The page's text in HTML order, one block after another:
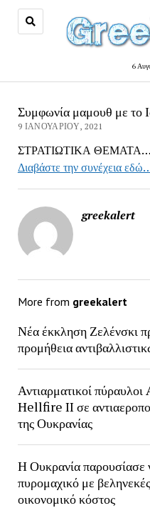
6
Συμφωνία μαμουθ με το
9 ΙΑΝΟΥΑΡΊΟΥ, 2021
ΣΤΡΑΤΙΩΤΙΚΑ
Διαβάστε την συνέχεια
greekalert
More from greekalert
Νέα έκκληση Ζελένσκι
προμήθεια
Αντιαρματικοί
Hellfire II σε
της Ουκρανίας
Η Ουκρανία παρουσίασε
πυρομαχικό με
οικονομικό κόστος